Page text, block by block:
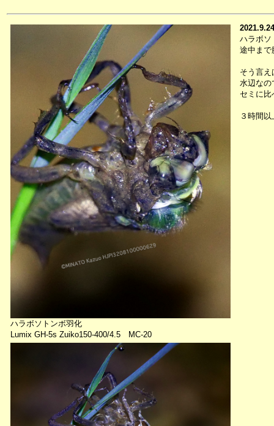
ハラボソトンボ羽化
Lumix GH-5s Zuiko150-400/4.5 MC-20
2021.9.24
ハラボソ
途中まで
そう言
水辺なの
セミに
３時間